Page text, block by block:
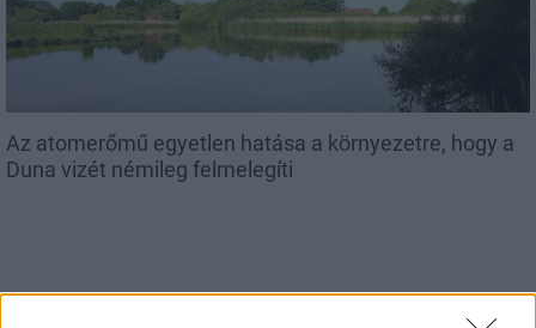
Az atomerőmű egyetlen hatása a környezetre, hogy a
Duna vizét némileg felmelegíti